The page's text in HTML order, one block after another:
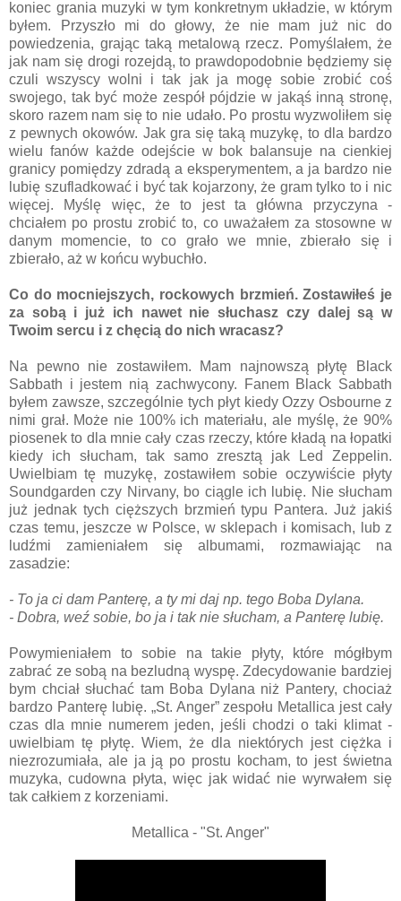
koniec grania muzyki w tym konkretnym układzie, w którym
byłem. Przyszło mi do głowy, że nie mam już nic do
powiedzenia, grając taką metalową rzecz. Pomyślałem, że
jak nam się drogi rozejdą, to prawdopodobnie będziemy się
czuli wszyscy wolni i tak jak ja mogę sobie zrobić coś
swojego, tak być może zespół pójdzie w jakąś inną stronę,
skoro razem nam się to nie udało. Po prostu wyzwoliłem się
z pewnych okowów. Jak gra się taką muzykę, to dla bardzo
wielu fanów każde odejście w bok balansuje na cienkiej
granicy pomiędzy zdradą a eksperymentem, a ja bardzo nie
lubię szufladkować i być tak kojarzony, że gram tylko to i nic
więcej. Myślę więc, że to jest ta główna przyczyna -
chciałem po prostu zrobić to, co uważałem za stosowne w
danym momencie, to co grało we mnie, zbierało się i
zbierało, aż w końcu wybuchło.
Co do mocniejszych, rockowych brzmień. Zostawiłeś je
za sobą i już ich nawet nie słuchasz czy dalej są w
Twoim sercu i z chęcią do nich wracasz?
Na pewno nie zostawiłem. Mam najnowszą płytę Black
Sabbath i jestem nią zachwycony. Fanem Black Sabbath
byłem zawsze, szczególnie tych płyt kiedy Ozzy Osbourne z
nimi grał. Może nie 100% ich materiału, ale myślę, że 90%
piosenek to dla mnie cały czas rzeczy, które kładą na łopatki
kiedy ich słucham, tak samo zresztą jak Led Zeppelin.
Uwielbiam tę muzykę, zostawiłem sobie oczywiście płyty
Soundgarden czy Nirvany, bo ciągle ich lubię. Nie słucham
już jednak tych cięższych brzmień typu Pantera. Już jakiś
czas temu, jeszcze w Polsce, w sklepach i komisach, lub z
ludźmi zamieniałem się albumami, rozmawiając na
zasadzie:
- To ja ci dam Panterę, a ty mi daj np. tego Boba Dylana.
- Dobra, weź sobie, bo ja i tak nie słucham, a Panterę lubię.
Powymieniałem to sobie na takie płyty, które mógłbym
zabrać ze sobą na bezludną wyspę. Zdecydowanie bardziej
bym chciał słuchać tam Boba Dylana niż Pantery, chociaż
bardzo Panterę lubię. „St. Anger” zespołu Metallica jest cały
czas dla mnie numerem jeden, jeśli chodzi o taki klimat -
uwielbiam tę płytę. Wiem, że dla niektórych jest ciężka i
niezrozumiała, ale ja ją po prostu kocham, to jest świetna
muzyka, cudowna płyta, więc jak widać nie wyrwałem się
tak całkiem z korzeniami.
Metallica - "St. Anger"